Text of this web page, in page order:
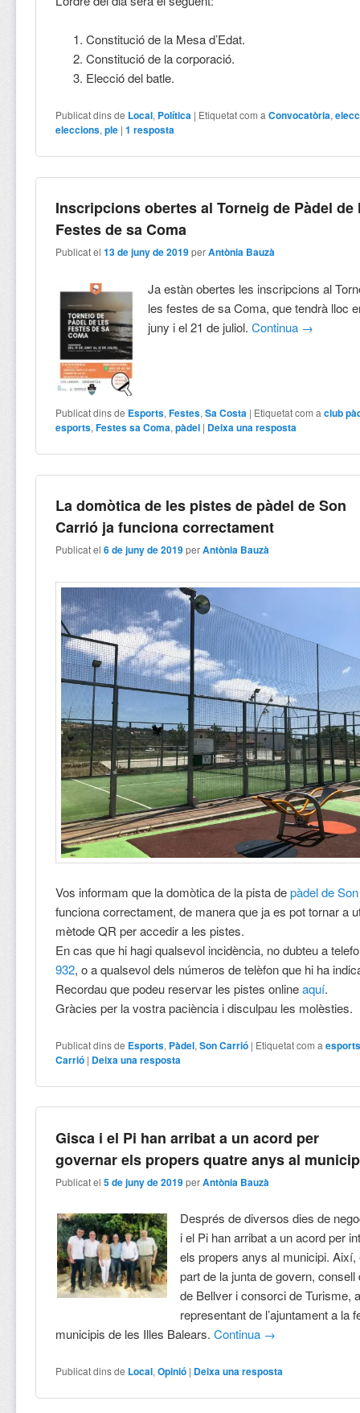
Constitució de la Mesa d’Edat.
Constitució de la corporació.
Elecció del batle.
Publicat dins de Local, Política | Etiquetat com a Convocatòria,
eleccions,ple |1 resposta
Inscripcions obertes al Torneig de Pàdel de
Festes de sa Coma
Publicat el13 de juny de 2019 perAntònia Bauzà
Ja estàn obertes les inscripcions al
les festes de sa Coma, que tendrà lloc
juny i el 21 de juliol.Continua →
Publicat dins de Esports,Festes,Sa Costa | Etiquetat com a club
esports,Festes sa Coma,pàdel | Deixa una resposta
La domòtica de les pistes de pàdel de Son
Carrió ja funciona correctament
Publicat el6 de juny de 2019 perAntònia Bauzà
Vos informam que la domòtica de la pista depàdel de
funciona correctament, de manera que ja es pot tornar a
mètode QR per accedir a les pistes.
En cas que hi hagi qualsevol incidència, no dubteu a
932, o a qualsevol dels números de telèfon que hi ha
Recordau que podeu reservar les pistes onlineaquí.
Gràcies per la vostra paciència i disculpau les molèsties.
Publicat dins de Esports, Pàdel,Son Carrió | Etiquetat com a
Carrió | Deixa una resposta
Gisca i el Pi han arribat a un acord per
governar els propers quatre anys al
Publicat el5 de juny de 2019 perAntònia Bauzà
Després de diversos dies de
i el Pi han arribat a un acord per
els propers anys al municipi. Així,
part de la junta de govern, consell
de Bellver i consorci de Turisme,
representant de l’ajuntament a la
municipis de les Illes Balears.Continua →
Publicat dins de Local,Opinió | Deixa una resposta